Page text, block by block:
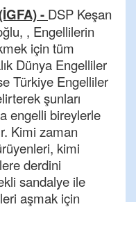
- DSP Keşan
, Engellilerin
için tüm
Dünya Engelliler
Türkiye Engelliler
şunları
engelli bireylerle
Kimi zaman
kimi
derdini
sandalye ile
aşmak için